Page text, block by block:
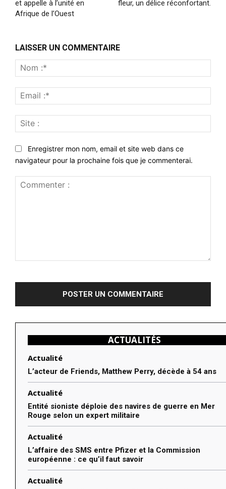
et appelle à l’unité en
Afrique de l’Ouest
fleur, un délice réconfortant.
LAISSER UN COMMENTAIRE
:*
:*
:
Enregistrer mon nom, email et site web dans ce
navigateur pour la prochaine fois que je commenterai.
ACTUALITÉS
Actualité
L’acteur de Friends, Matthew Perry, décède à 54 ans
Actualité
Entité sioniste déploie des navires de guerre en Mer
Rouge selon un expert militaire
Actualité
L’affaire des SMS entre Pfizer et la Commission
européenne : ce qu’il faut savoir
Actualité